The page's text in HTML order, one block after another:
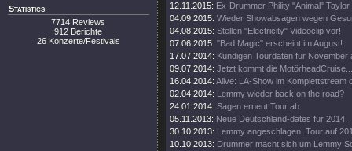
Statistics
7714 Reviews
912 Berichte
26 Konzerte/Festivals
12.11.2015: Ex-Drummer Phility "Animal"
04.09.2015: Wieder Showabsagen wegen
04.08.2015: Stellen "Electricity" Videoclip vor!
07.06.2015: "Bad Magic" erscheint im August!
17.07.2014: Kündigen Tourdaten für November
09.07.2014: Jetzt kommt die
16.04.2014: Alive: LA-Show im Komplettstream
02.04.2014: Lemmy wieder back on the road?
24.01.2014: Sagen erneut Tour ab
05.11.2013: Neue Deutschland-dates für 2014.
30.10.2013: Lemmy angeschlagen. Tour auf
10.10.2013: Drummer macht sich um Lemmy